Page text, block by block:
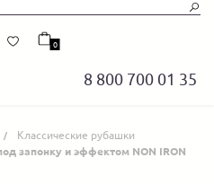
8 800 700 01 35
0
Классические рубашки
запонку и эффектом NON IRON